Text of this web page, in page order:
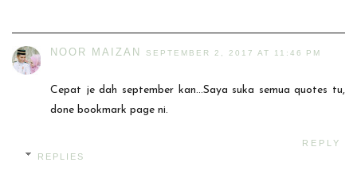
NOOR MAIZAN SEPTEMBER 2, 2017 AT 11:46 PM
Cepat je dah september kan...Saya suka semua quotes tu,
done bookmark page ni.
REPLY
REPLIES